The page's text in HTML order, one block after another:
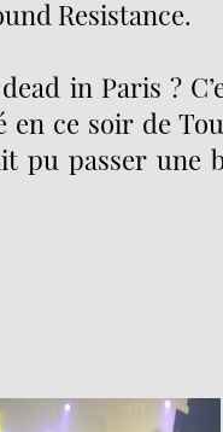
Resistance.
in Paris ?
en ce soir de
pu passer une